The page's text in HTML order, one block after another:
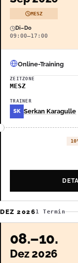
MESZ
Di–Do
09:00–17:00
Online-Training
ZEITZONE
MESZ
TRAINER
SK Serkan Karagulle
DEZ 20261 Termin
08.–10.
Dez 2026